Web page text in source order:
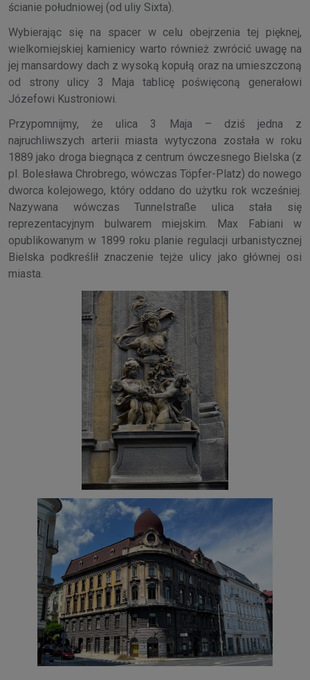
ścianie południowej (od uliy Sixta).
Wybierając się na spacer w celu obejrzenia tej pięknej,
wielkomiejskiej kamienicy warto również zwrócić uwagę na
jej mansardowy dach z wysoką kopułą oraz na umieszczoną
od strony ulicy 3 Maja tablicę poświęconą generałowi
Józefowi Kustroniowi.
Przypomnijmy, że ulica 3 Maja – dziś jedna z
najruchliwszych arterii miasta wytyczona została w roku
1889 jako droga biegnąca z centrum ówczesnego Bielska (z
pl. Bolesława Chrobrego, wówczas Töpfer-Platz) do nowego
dworca kolejowego, który oddano do użytku rok wcześniej.
Nazywana wówczas Tunnelstraße ulica stała się
reprezentacyjnym bulwarem miejskim. Max Fabiani w
opublikowanym w 1899 roku planie regulacji urbanistycznej
Bielska podkreślił znaczenie tejże ulicy jako głównej osi
miasta.